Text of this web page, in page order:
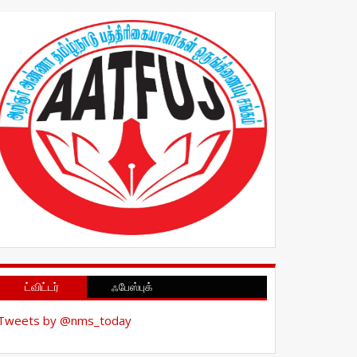
ட்விட்டர் ஃபேஸ்புக்
by @nms_today